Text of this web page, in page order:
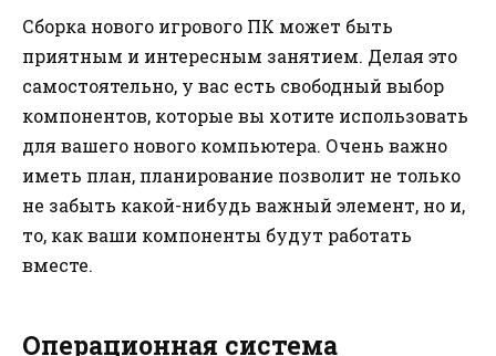
Сборка нового игрового ПК может быть
приятным и интересным занятием. Делая это
самостоятельно, у вас есть свободный выбор
компонентов, которые вы хотите использовать
для вашего нового компьютера. Очень важно
иметь план, планирование позволит не только
не забыть какой-нибудь важный элемент, но и,
то, как ваши компоненты будут работать
вместе.
Операционная система